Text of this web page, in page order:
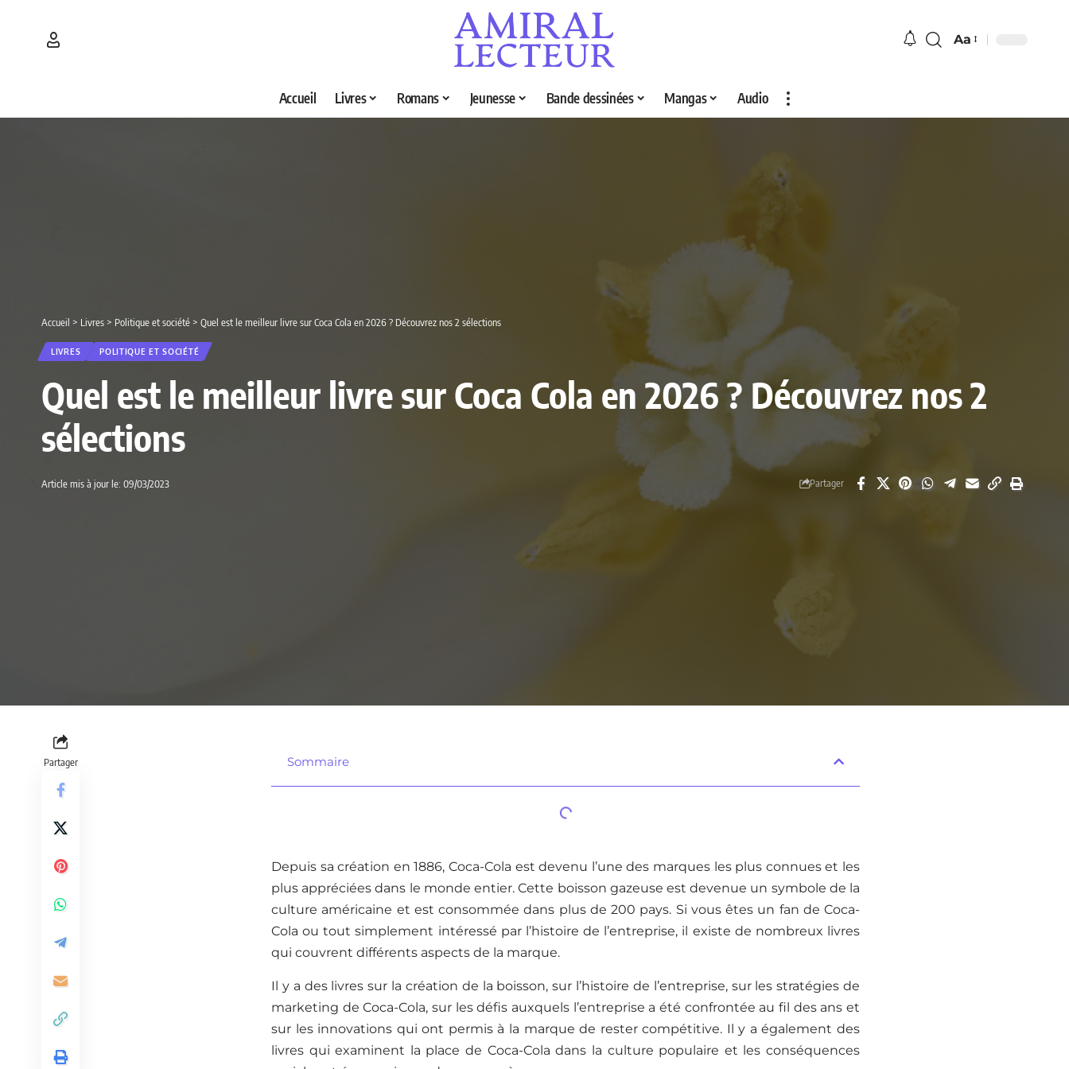
Aa
Accueil Livres Romans Jeunesse Bande dessinées Mangas Audio
Accueil > Livres > Politique et société > Quel est le meilleur livre sur Coca Cola en 2026 ? Découvrez nos 2 sélections
LIVRES POLITIQUE ET SOCIÉTÉ
Quel est le meilleur livre sur Coca Cola en 2026 ? Découvrez nos 2
sélections
Article mis à jour le: 09/03/2023 Partager
Partager Sommaire
Depuis sa création en 1886, Coca-Cola est devenu l’une des marques les plus connues et les
plus appréciées dans le monde entier. Cette boisson gazeuse est devenue un symbole de la
culture américaine et est consommée dans plus de 200 pays. Si vous êtes un fan de Coca-
Cola ou tout simplement intéressé par l’histoire de l’entreprise, il existe de nombreux livres
qui couvrent différents aspects de la marque.
Il y a des livres sur la création de la boisson, sur l’histoire de l’entreprise, sur les stratégies de
marketing de Coca-Cola, sur les défis auxquels l’entreprise a été confrontée au fil des ans et
sur les innovations qui ont permis à la marque de rester compétitive. Il y a également des
livres qui examinent la place de Coca-Cola dans la culture populaire et les conséquences